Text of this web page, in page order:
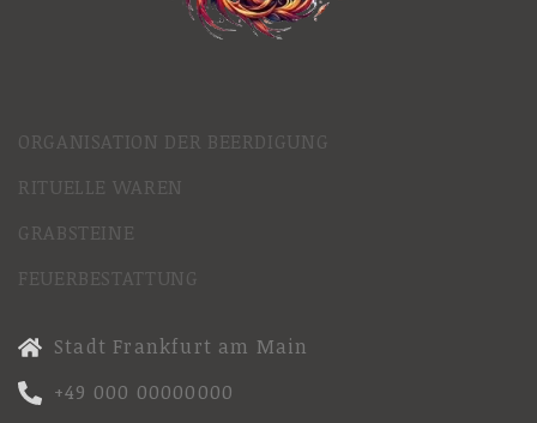
ORGANISATION DER BEERDIGUNG
RITUELLE WAREN
GRABSTEINE
FEUERBESTATTUNG
Stadt Frankfurt am Main
+49 000 00000000